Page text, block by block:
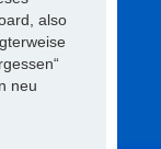
also
neu